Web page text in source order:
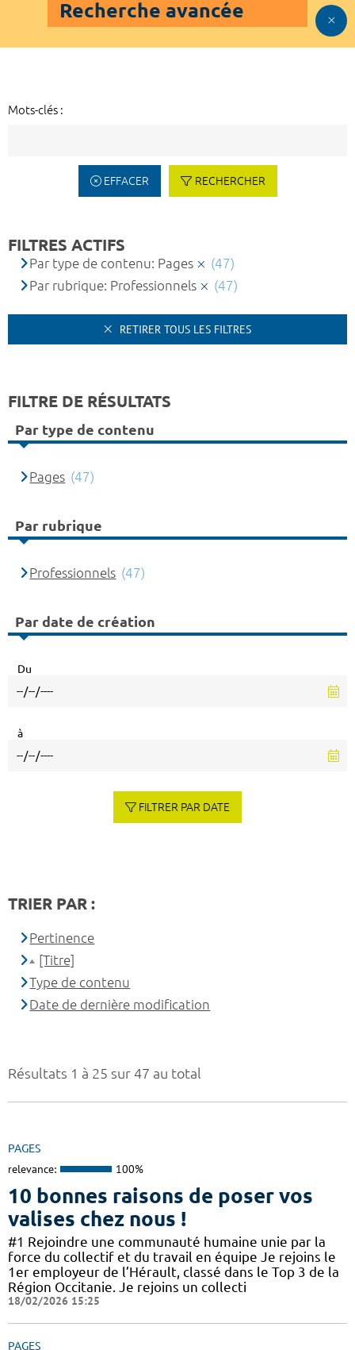
Recherche avancée
Mots-clés :
EFFACER RECHERCHER
Résultats 1 à 25 sur 47 au total
PAGES
relevance: 100%
10 bonnes raisons de poser vos
valises chez nous !
#1 Rejoindre une communauté humaine unie par la
force du collectif et du travail en équipe Je rejoins le
1er employeur de l’Hérault, classé dans le Top 3 de la
Région Occitanie. Je rejoins un collecti
18/02/2026 15:25
PAGES
FILTRES ACTIFS
Par type de contenu: Pages
(47)
Par rubrique: Professionnels
(47)
RETIRER TOUS LES FILTRES
FILTRE DE RÉSULTATS
Par type de contenu
Pages (47)
Par rubrique
Professionnels (47)
Par date de création
Du
à
FILTRER PAR DATE
TRIER PAR :
Pertinence
[Titre]
Type de contenu
Date de dernière modification